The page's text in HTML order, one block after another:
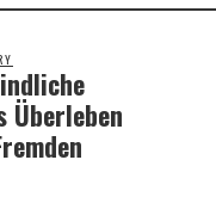
Überleben